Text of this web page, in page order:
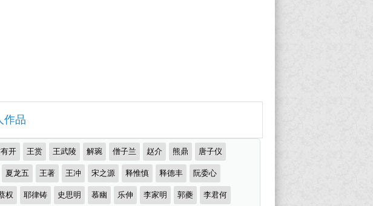
作品
开 王赏 王武陵 解琬 僧子兰 赵介 熊鼎 唐子仪
夏龙五 王著 王冲 宋之源 释惟慎 释德丰 阮委心
权 耶律铸 史思明 慕幽 乐伸 李家明 郭夔 李君何